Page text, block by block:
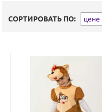
СОРТИРОВАТЬ ПО: цене